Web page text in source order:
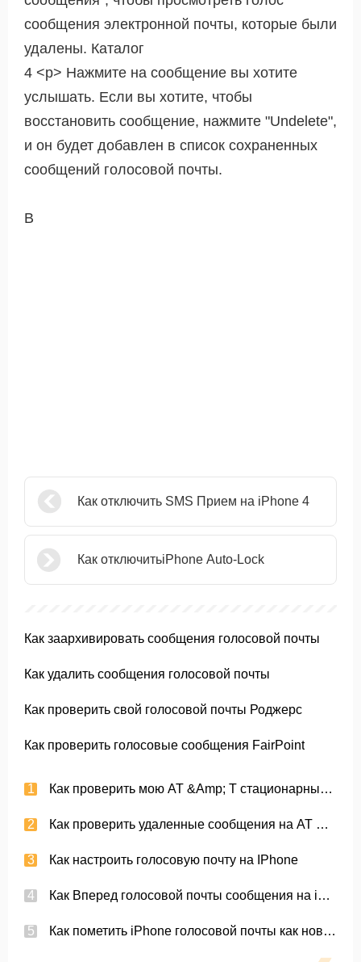
сообщения электронной почты, которые были
удалены. Каталог
4 <р> Нажмите на сообщение вы хотите
услышать. Если вы хотите, чтобы
восстановить сообщение, нажмите "Undelete",
и он будет добавлен в список сохраненных
сообщений голосовой почты.
В
Как отключить SMS Прием на iPhone 4
Как отключитьiPhone Auto-Lock
Как заархивировать сообщения голосовой почты
Как удалить сообщения голосовой почты
Как проверить свой голосовой почты Роджерс
Как проверить голосовые сообщения FairPoint
Как проверить мою AT &Amp; T стационарный голосовой почты
Как проверить удаленные сообщения на AT &Amp; T
Как настроить голосовую почту на IPhone
Как Вперед голосовой почты сообщения на iPhone
Как пометить iPhone голосовой почты как новые и усилителя; Непрочитанная